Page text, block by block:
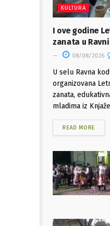
KULTURA
I ove godine
zanata u Ravni
08/08/2026
U selu Ravna
organizovana
zanata,
mladima iz
READ MORE